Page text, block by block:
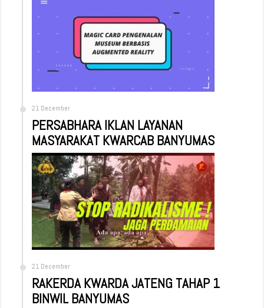
21 December
PERSABHARA IKLAN LAYANAN
MASYARAKAT KWARCAB BANYUMAS
21 December
RAKERDA KWARDA JATENG TAHAP 1
BINWIL BANYUMAS